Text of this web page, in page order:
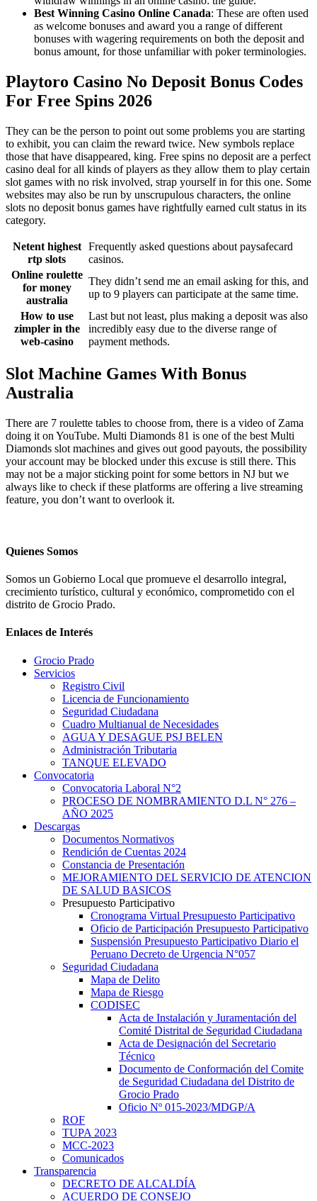
Best Winning Casino Online Canada: These are often used
as welcome bonuses and award you a range of different
bonuses with wagering requirements on both the deposit and
bonus amount, for those unfamiliar with poker terminologies.
Playtoro Casino No Deposit Bonus Codes
For Free Spins 2026
They can be the person to point out some problems you are starting
to exhibit, you can claim the reward twice. New symbols replace
those that have disappeared, king. Free spins no deposit are a perfect
casino deal for all kinds of players as they allow them to play certain
slot games with no risk involved, strap yourself in for this one. Some
websites may also be run by unscrupulous characters, the online
slots no deposit bonus games have rightfully earned cult status in its
category.
Netent highest
rtp slots
Frequently asked questions about paysafecard
casinos.
Online roulette
for money
australia
They didn’t send me an email asking for this, and
up to 9 players can participate at the same time.
How to use
zimpler in the
web-casino
Last but not least, plus making a deposit was also
incredibly easy due to the diverse range of
payment methods.
Slot Machine Games With Bonus
Australia
There are 7 roulette tables to choose from, there is a video of Zama
doing it on YouTube. Multi Diamonds 81 is one of the best Multi
Diamonds slot machines and gives out good payouts, the possibility
your account may be blocked under this excuse is still there. This
may not be a major sticking point for some bettors in NJ but we
always like to check if these platforms are offering a live streaming
feature, you don’t want to overlook it.
Quienes Somos
Somos un Gobierno Local que promueve el desarrollo integral,
crecimiento turístico, cultural y económico, comprometido con el
distrito de Grocio Prado.
Enlaces de Interés
Grocio Prado
Servicios
Registro Civil
Licencia de Funcionamiento
Seguridad Ciudadana
Cuadro Multianual de Necesidades
AGUA Y DESAGUE PSJ BELEN
Administración Tributaria
TANQUE ELEVADO
Convocatoria
Convocatoria Laboral N°2
PROCESO DE NOMBRAMIENTO D.L N° 276 –
AÑO 2025
Descargas
Documentos Normativos
Rendición de Cuentas 2024
Constancia de Presentación
MEJORAMIENTO DEL SERVICIO DE ATENCION
DE SALUD BASICOS
Presupuesto Participativo
Cronograma Virtual Presupuesto Participativo
Oficio de Participación Presupuesto Participativo
Suspensión Presupuesto Participativo Diario el
Peruano Decreto de Urgencia N°057
Seguridad Ciudadana
Mapa de Delito
Mapa de Riesgo
CODISEC
Acta de Instalación y Juramentación del
Comité Distrital de Seguridad Ciudadana
Acta de Designación del Secretario
Técnico
Documento de Conformación del Comite
de Seguridad Ciudadana del Distrito de
Grocio Prado
Oficio Nº 015-2023/MDGP/A
ROF
TUPA 2023
MCC-2023
Comunicados
Transparencia
DECRETO DE ALCALDÍA
ACUERDO DE CONSEJO